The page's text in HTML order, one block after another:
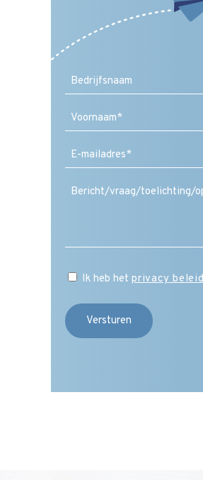
Ik heb het privacy